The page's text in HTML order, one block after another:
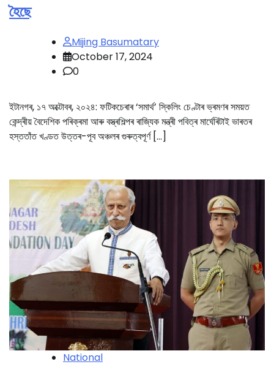
হৈছে
Mijing Basumatary
October 17, 2024
0
ইটানগৰ, ১৭ অক্টোবৰ, ২০২৪: ফটিকচেৰাৰ ‘সমাৰ্থ’ স্কিলিং চেণ্টাৰ ভ্ৰমণৰ সময়ত
কেন্দ্ৰীয় বৈদেশিক পৰিক্ৰমা আৰু বস্ত্ৰশিল্পৰ ৰাজ্যিক মন্ত্ৰী পবিত্ৰ মাৰ্ঘেৰিটাই ভাৰতৰ
হস্ততাঁত খণ্ডত উত্তৰ-পূব অঞ্চলৰ গুৰুত্বপূৰ্ণ […]
National